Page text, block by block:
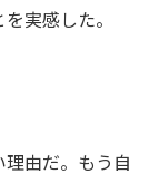
実感した。
由だ。もう自